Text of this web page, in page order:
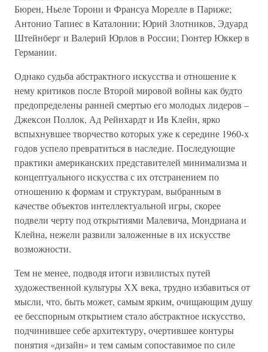
Бюрен, Ньеле Торони и Франсуа Морелле в Париже;
Антонио Тапиес в Каталонии; Юрий Злотников, Эдуард
Штейнберг и Валерий Юрлов в России; Гюнтер Юккер в
Германии.
Однако судьба абстрактного искусства и отношение к
нему критиков после Второй мировой войны как будто
предопределены ранней смертью его молодых лидеров –
Джексон Поллок, Ад Рейнхардт и Ив Клейн, ярко
вспыхнувшее творчество которых уже к середине 1960-х
годов успело превратиться в наследие. Последующие
практики американских представителей минимализма и
концептуального искусства с их отстранением по
отношению к формам и структурам, выбранным в
качестве объектов интеллектуальной игры, скорее
подвели черту под открытиями Малевича, Мондриана и
Клейна, нежели развили заложенные в их искусстве
возможности.
Тем не менее, подводя итоги извилистых путей
художественной культуры ХХ века, трудно избавиться от
мысли, что, быть может, самым ярким, очищающим душу
ее бесспорным открытием стало абстрактное искусство,
подчинившее себе архитектуру, очертившее контуры
понятия «дизайн» и тем самым сопоставимое по силе